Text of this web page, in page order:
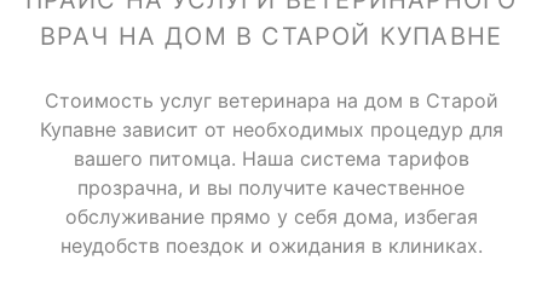
ВРАЧ НА ДОМ В СТАРОЙ КУПАВНЕ
Стоимость услуг ветеринара на дом в Старой
Купавне зависит от необходимых процедур для
вашего питомца. Наша система тарифов
прозрачна, и вы получите качественное
обслуживание прямо у себя дома, избегая
неудобств поездок и ожидания в клиниках.